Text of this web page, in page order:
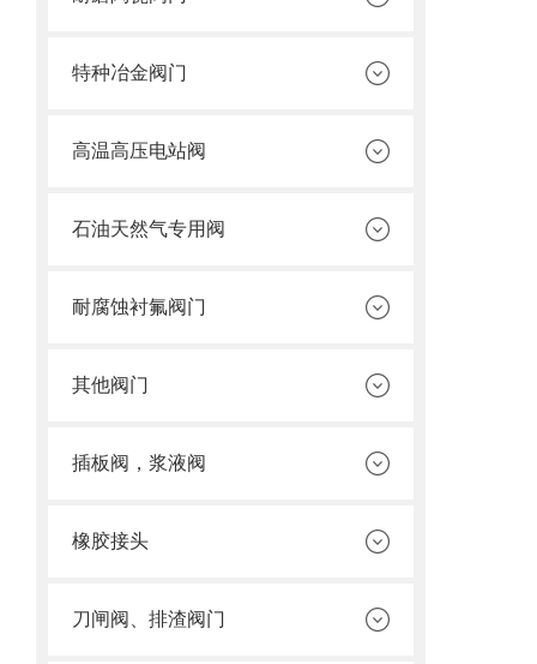
特种冶金阀门
高温高压电站阀
石油天然气专用阀
耐腐蚀衬氟阀门
其他阀门
插板阀，浆液阀
橡胶接头
刀闸阀、排渣阀门